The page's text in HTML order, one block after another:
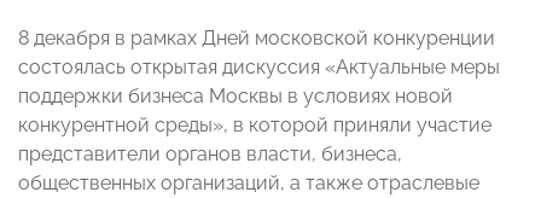
8 декабря в рамках Дней московской конкуренции
состоялась открытая дискуссия «Актуальные меры
поддержки бизнеса Москвы в условиях новой
конкурентной среды», в которой приняли участие
представители органов власти, бизнеса,
общественных организаций, а также отраслевые